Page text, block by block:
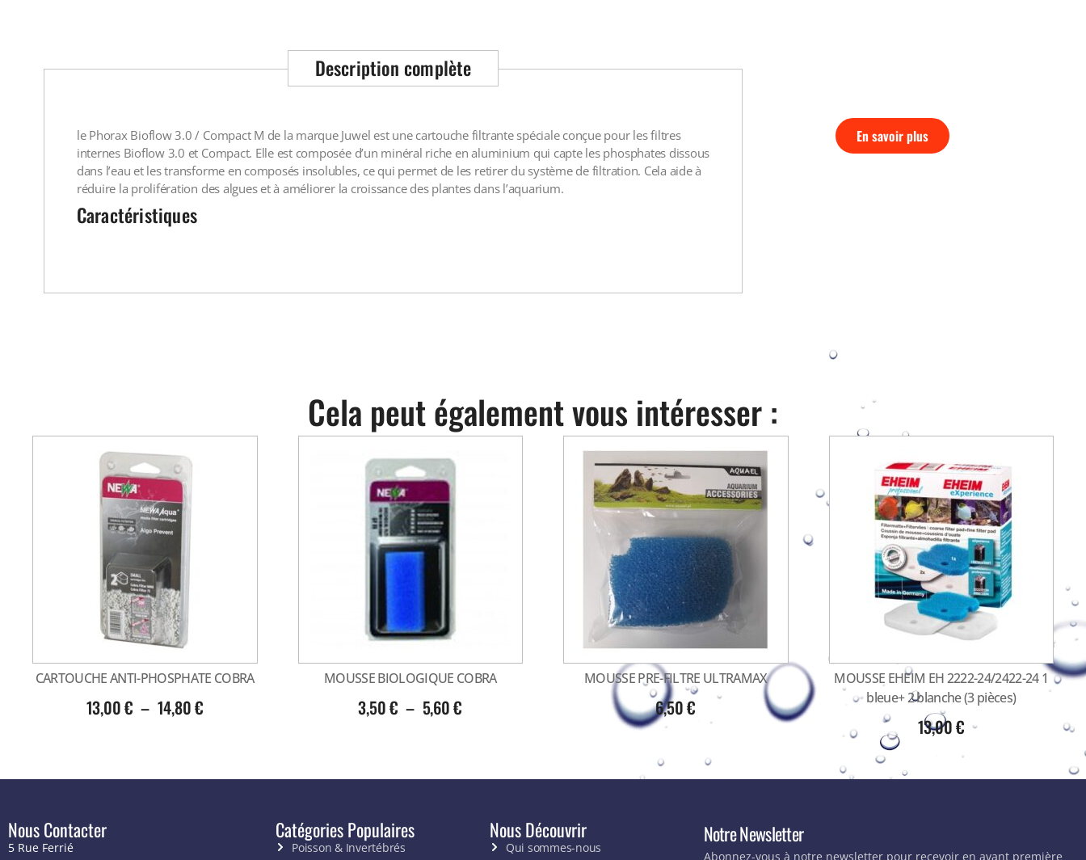
Description complète
le Phorax Bioflow 3.0 / Compact M de la marque Juwel est une cartouche filtrante spéciale conçue pour les filtres
internes Bioflow 3.0 et Compact. Elle est composée d’un minéral riche en aluminium qui capte les phosphates dissous
dans l’eau et les transforme en composés insolubles, ce qui permet de les retirer du système de filtration. Cela aide à
réduire la prolifération des algues et à améliorer la croissance des plantes dans l’aquarium.
Caractéristiques
En savoir plus
Cela peut également vous intéresser :
CARTOUCHE ANTI-PHOSPHATE COBRA
13,00€ – 14,80€
MOUSSE BIOLOGIQUE COBRA
3,50€ – 5,60€
MOUSSE PRE-FILTRE ULTRAMAX
6,50€
MOUSSE EHEIM EH 2222-24/2422-24 1
bleue+ 2 blanche (3 pièces)
13,00€
Nous Contacter
5 Rue Ferrié
Catégories Populaires
Poisson & Invertébrés
Nous Découvrir
Qui sommes-nous
Notre Newsletter
Abonnez-vous à notre newsletter pour recevoir en avant première